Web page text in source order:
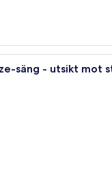
Ett modernt
säng - utsikt mot